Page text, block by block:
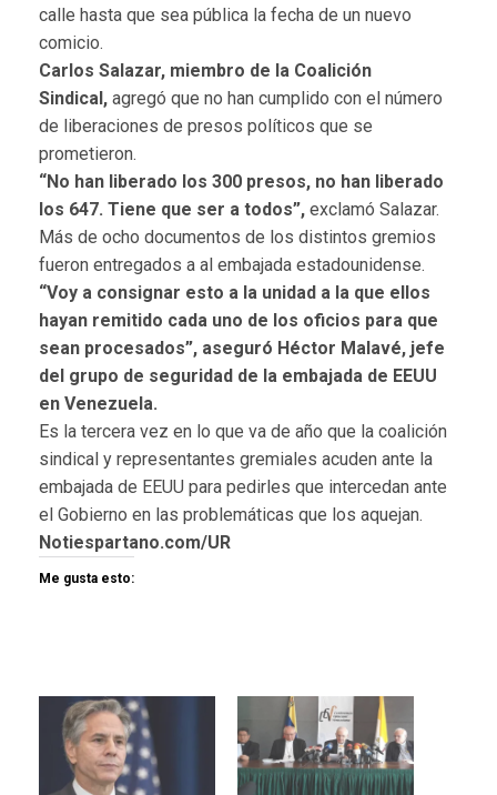
calle hasta que sea pública la fecha de un nuevo
comicio.
Carlos Salazar, miembro de la Coalición
Sindical, agregó que no han cumplido con el número
de liberaciones de presos políticos que se
prometieron.
“No han liberado los 300 presos, no han liberado
los 647. Tiene que ser a todos”, exclamó Salazar.
Más de ocho documentos de los distintos gremios
fueron entregados a al embajada estadounidense.
“Voy a consignar esto a la unidad a la que ellos
hayan remitido cada uno de los oficios para que
sean procesados”, aseguró Héctor Malavé, jefe
del grupo de seguridad de la embajada de EEUU
en Venezuela.
Es la tercera vez en lo que va de año que la coalición
sindical y representantes gremiales acuden ante la
embajada de EEUU para pedirles que intercedan ante
el Gobierno en las problemáticas que los aquejan.
Notiespartano.com/UR
Me gusta esto: